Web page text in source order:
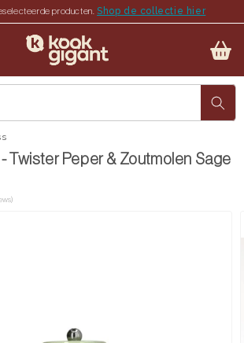
producten.Shop de collectie hier
Twister Peper & Zoutmolen Sage